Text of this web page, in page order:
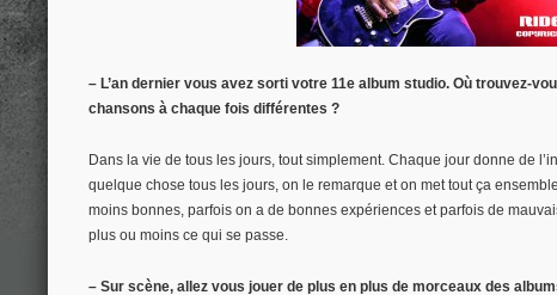
– L’an dernier vous avez sorti votre 11e album studio. Où trouvez-
chansons à chaque fois différentes ?
Dans la vie de tous les jours, tout simplement. Chaque jour donne de
quelque chose tous les jours, on le remarque et on met tout ça
moins bonnes, parfois on a de bonnes expériences et parfois de
plus ou moins ce qui se passe.
– Sur scène, allez vous jouer de plus en plus de morceaux des